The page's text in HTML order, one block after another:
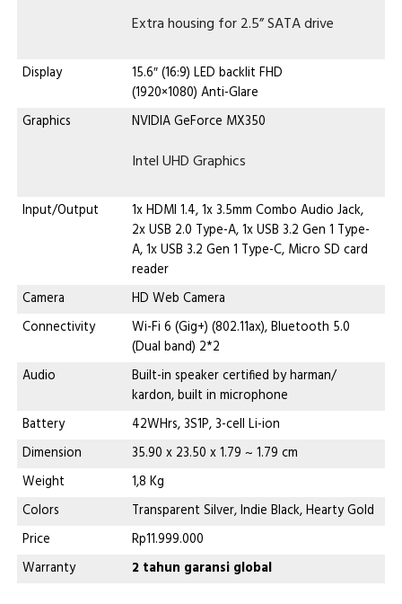
Extra housing for 2.5” SATA drive
Display
15.6″ (16:9) LED backlit FHD
(1920×1080) Anti-Glare
Graphics
NVIDIA GeForce MX350
Intel UHD Graphics
Input/Output
1x HDMI 1.4, 1x 3.5mm Combo Audio Jack,
2x USB 2.0 Type-A, 1x USB 3.2 Gen 1 Type-
A, 1x USB 3.2 Gen 1 Type-C, Micro SD card
reader
Camera
HD Web Camera
Connectivity
Wi-Fi 6 (Gig+) (802.11ax), Bluetooth 5.0
(Dual band) 2*2
Audio
Built-in speaker certified by harman/
kardon, built in microphone
Battery
42WHrs, 3S1P, 3-cell Li-ion
Dimension
35.90 x 23.50 x 1.79 ~ 1.79 cm
Weight
1,8 Kg
Colors
Transparent Silver, Indie Black, Hearty Gold
Price
Rp11.999.000
Warranty
2 tahun garansi global